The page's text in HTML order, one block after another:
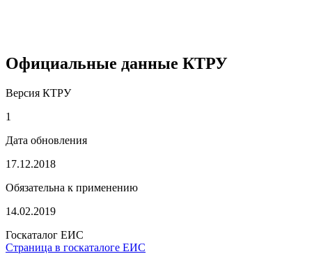
Официальные данные КТРУ
Версия КТРУ
1
Дата обновления
17.12.2018
Обязательна к применению
14.02.2019
Госкаталог ЕИС
Страница в госкаталоге ЕИС